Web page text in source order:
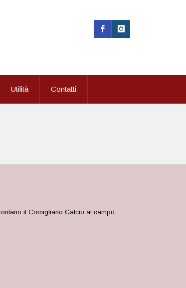
Utilità Contatti
il Cornigliano Calcio al campo